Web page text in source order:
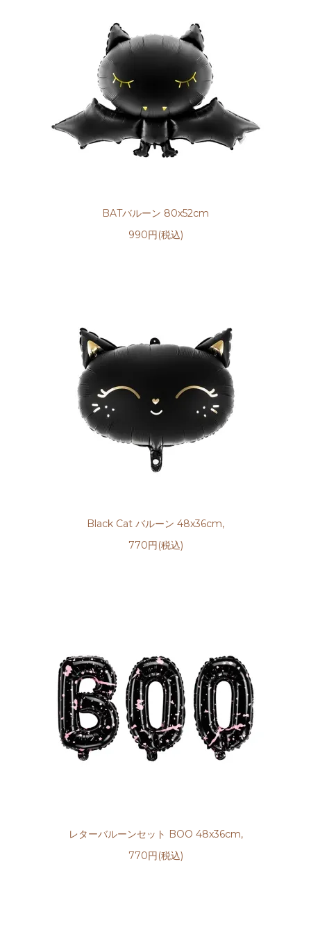
BATバルーン 80x52cm
990円(税込)
Black Cat バルーン 48x36cm,
770円(税込)
レターバルーンセット BOO 48x36cm,
770円(税込)